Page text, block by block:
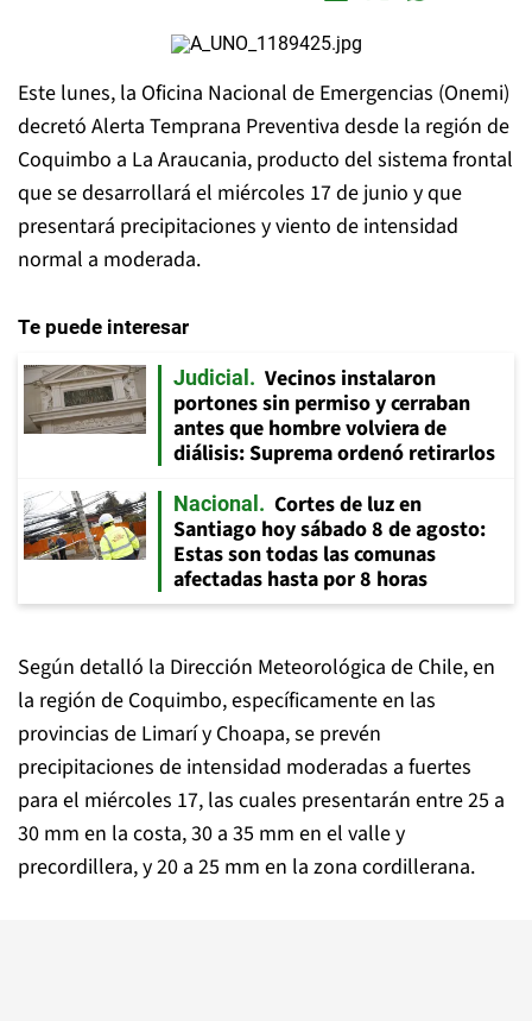
Este lunes, la Oficina Nacional de Emergencias (Onemi)
decretó Alerta Temprana Preventiva desde la región de
Coquimbo a La Araucania, producto del sistema frontal
que se desarrollará el miércoles 17 de junio y que
presentará precipitaciones y viento de intensidad
normal a moderada.
Te puede interesar
Judicial
Vecinos instalaron
portones sin permiso y cerraban
antes que hombre volviera de
diálisis: Suprema ordenó retirarlos
Nacional
Cortes de luz en
Santiago hoy sábado 8 de agosto:
Estas son todas las comunas
afectadas hasta por 8 horas
Según detalló la Dirección Meteorológica de Chile, en
la región de Coquimbo, específicamente en las
provincias de Limarí y Choapa, se prevén
precipitaciones de intensidad moderadas a fuertes
para el miércoles 17, las cuales presentarán entre 25 a
30 mm en la costa, 30 a 35 mm en el valle y
precordillera, y 20 a 25 mm en la zona cordillerana.